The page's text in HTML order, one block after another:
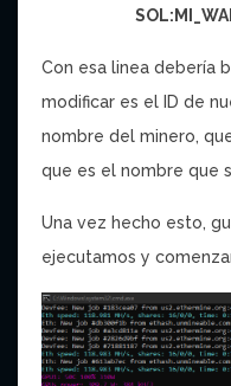
Con esa linea debería
modificar es el ID de
nombre del minero,
que es el nombre que
Una vez hecho esto,
ejecutamos y